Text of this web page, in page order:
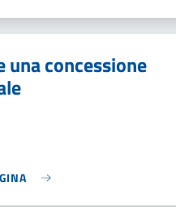
una concessione